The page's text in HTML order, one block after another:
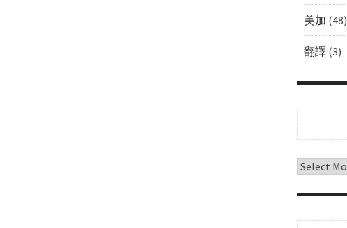
美加 (48)
翻譯 (3)